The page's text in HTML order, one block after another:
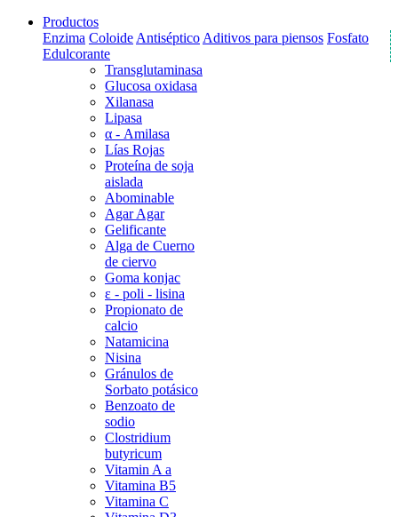
Productos
Enzima Coloide Antiséptico Aditivos para piensos Fosfato
Edulcorante
Transglutaminasa
Glucosa oxidasa
Xilanasa
Lipasa
α - Amilasa
Lías Rojas
Proteína de soja
aislada
Abominable
Agar Agar
Gelificante
Alga de Cuerno
de ciervo
Goma konjac
ε - poli - lisina
Propionato de
calcio
Natamicina
Nisina
Gránulos de
Sorbato potásico
Benzoato de
sodio
Clostridium
butyricum
Vitamin A a
Vitamina B5
Vitamina C